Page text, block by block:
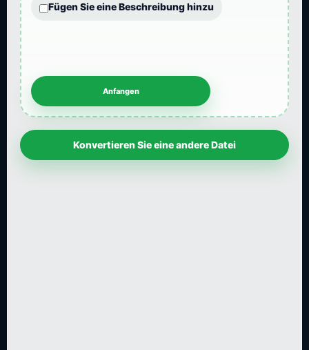
Fügen Sie eine Beschreibung hinzu
Konvertieren Sie eine andere Datei